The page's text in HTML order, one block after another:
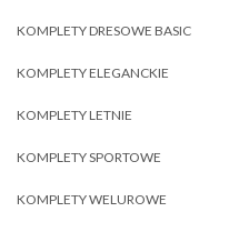
KOMPLETY DRESOWE BASIC
KOMPLETY ELEGANCKIE
KOMPLETY LETNIE
KOMPLETY SPORTOWE
KOMPLETY WELUROWE